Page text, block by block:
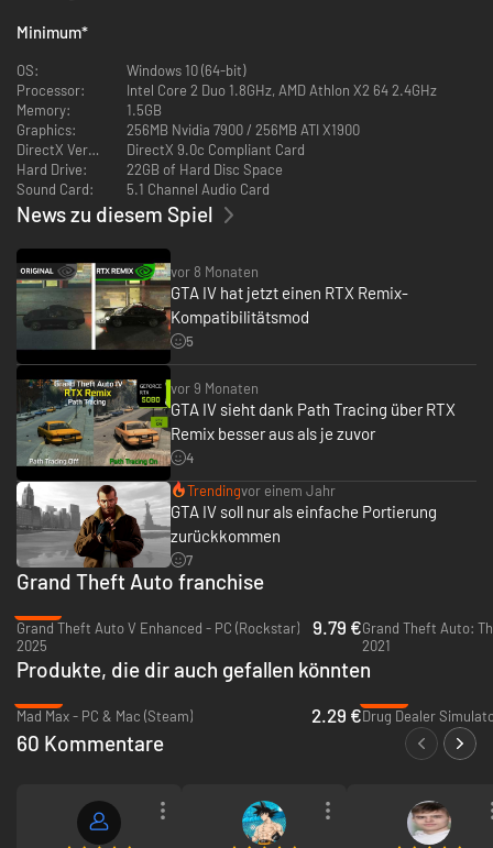
versuchen, in einer von Gewalt und Korruption erschütterten Stadt zu
Konsequenzen.
The Complete Edition beinhaltet Grand Theft Auto IV sowie die Episoden –
The Lost and Damned & The Ballad of Gay Tony.
Minimum*
OS:
Windows 10 (64-bit)
Processor:
Intel Core 2 Duo 1.8GHz, AMD Athlon X2 64 2.4GHz
Memory:
1.5GB
Graphics:
256MB Nvidia 7900 / 256MB ATI X1900
DirectX Version:
DirectX 9.0c Compliant Card
Hard Drive:
22GB of Hard Disc Space
Sound Card:
5.1 Channel Audio Card
News zu diesem Spiel
vor 8 Monaten
GTA IV hat jetzt einen RTX Remix-
Kompatibilitätsmod
5
vor 9 Monaten
GTA IV sieht dank Path Tracing über RTX
Remix besser aus als je zuvor
4
Trendingvor einem Jahr
GTA IV soll nur als einfache Portierung
zurückkommen
7
Grand Theft Auto franchise
Grand Theft Auto V Enhanced - PC (Rockstar)
2025
9.79 €
2021
Produkte, die dir auch gefallen könnten
Mad Max - PC & Mac (Steam)
2.29 €Drug Dealer
60 Kommentare